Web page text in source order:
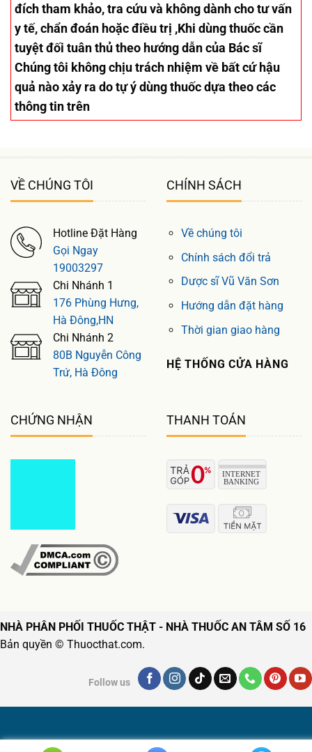
đích tham khảo, tra cứu và không dành cho tư vấn
y tế, chẩn đoán hoặc điều trị ,Khi dùng thuốc cần
tuyệt đối tuân thủ theo hướng dẫn của Bác sĩ
Chúng tôi không chịu trách nhiệm về bất cứ hậu
quả nào xảy ra do tự ý dùng thuốc dựa theo các
thông tin trên
VỀ CHÚNG TÔI
Hotline Đặt Hàng
Gọi Ngay
19003297
Chi Nhánh 1
176 Phùng Hưng,
Hà Đông,HN
Chi Nhánh 2
80B Nguyễn Công
Trứ, Hà Đông
CHÍNH SÁCH
Về chúng tôi
Chính sách đổi trả
Dược sĩ Vũ Văn Sơn
Hướng dẫn đặt hàng
Thời gian giao hàng
HỆ THỐNG CỬA HÀNG
CHỨNG NHẬN THANH TOÁN
NHÀ PHÂN PHỐI THUỐC THẬT - NHÀ THUỐC AN TÂM SỐ 16
Bản quyền © Thuocthat.com.
Follow us